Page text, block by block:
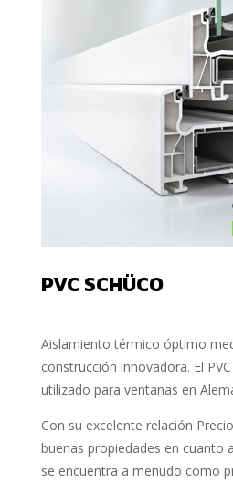
PVC SCHÜCO
Aislamiento térmico óptimo
construcción innovadora. El
utilizado para ventanas en
Con su excelente relación
buenas propiedades en cuanto
se encuentra a menudo como